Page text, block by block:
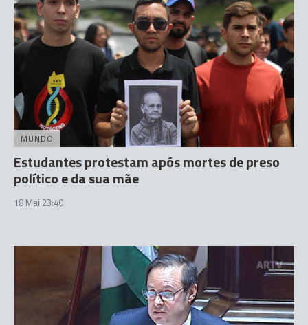
MUNDO
Estudantes protestam após mortes de preso
político e da sua mãe
18 Mai 23:40